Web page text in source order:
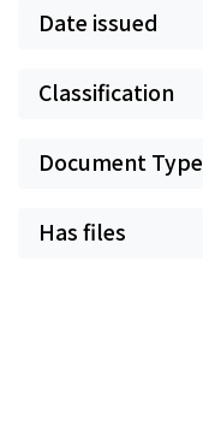
Date issued
Classification
Document Type
Has files